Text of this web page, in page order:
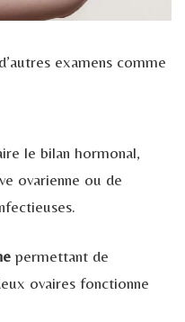
examens comme
le bilan hormonal,
ovarienne ou de
permettant de
ovaires fonctionne